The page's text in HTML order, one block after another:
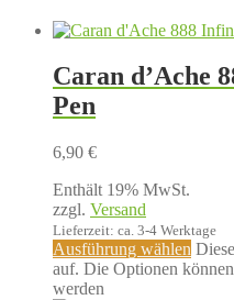
Caran d’Ache
Pen
6,90 €
Enthält 19% MwSt.
zzgl. Versand
Lieferzeit: ca. 3-4 Werktage
Ausführung wählen
auf. Die Optionen
werden